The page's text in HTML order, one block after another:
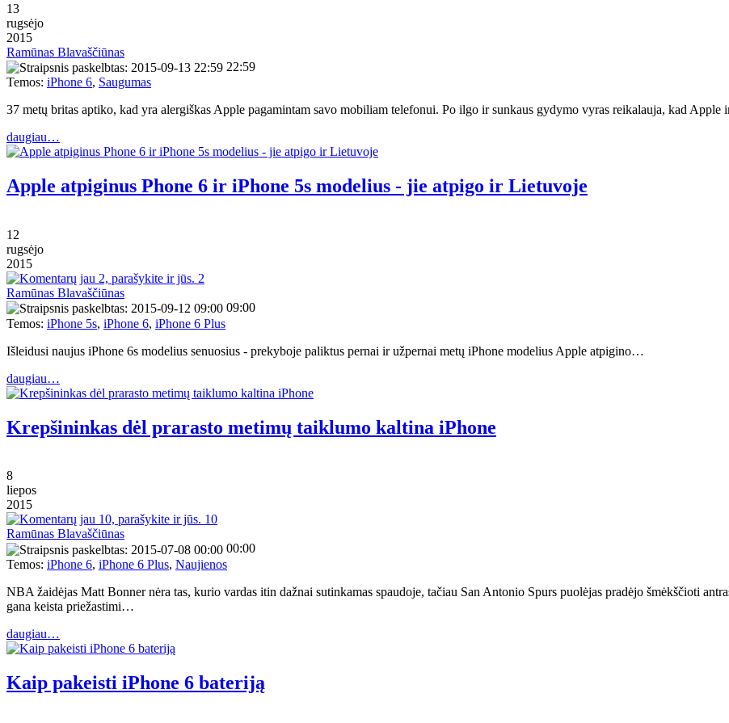
13
rugsėjo
2015
Ramūnas Blavaščiūnas
22:59
Temos: iPhone 6, Saugumas
37 metų britas aptiko, kad yra alergiškas Apple pagamintam savo mobiliam telefonui. Po ilgo ir sunkaus gydymo vyras reikalauja, kad
daugiau…
Apple atpiginus Phone 6 ir iPhone 5s modelius - jie atpigo ir Lietuvoje
12
rugsėjo
2015
2
Ramūnas Blavaščiūnas
09:00
Temos: iPhone 5s, iPhone 6, iPhone 6 Plus
Išleidusi naujus iPhone 6s modelius senuosius - prekyboje paliktus pernai ir užpernai metų iPhone modelius Apple atpigino…
daugiau…
Krepšininkas dėl prarasto metimų taiklumo kaltina iPhone
8
liepos
2015
10
Ramūnas Blavaščiūnas
00:00
Temos: iPhone 6, iPhone 6 Plus, Naujienos
NBA žaidėjas Matt Bonner nėra tas, kurio vardas itin dažnai sutinkamas spaudoje, tačiau San Antonio Spurs puolėjas pradėjo šmėkščioti
gana keista priežastimi…
daugiau…
Kaip pakeisti iPhone 6 bateriją